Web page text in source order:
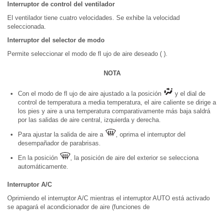
Interruptor de control del ventilador
El ventilador tiene cuatro velocidades. Se exhibe la velocidad
seleccionada.
Interruptor del selector de modo
Permite seleccionar el modo de fl ujo de aire deseado ( ).
NOTA
Con el modo de fl ujo de aire ajustado a la posición
y el dial de
control de temperatura a media temperatura, el aire caliente se dirige a
los pies y aire a una temperatura comparativamente más baja saldrá
por las salidas de aire central, izquierda y derecha.
Para ajustar la salida de aire a
, oprima el interruptor del
desempañador de parabrisas.
En la posición
, la posición de aire del exterior se selecciona
automáticamente.
Interruptor A/C
Oprimiendo el interruptor A/C mientras el interruptor AUTO está activado
se apagará el acondicionador de aire (funciones de